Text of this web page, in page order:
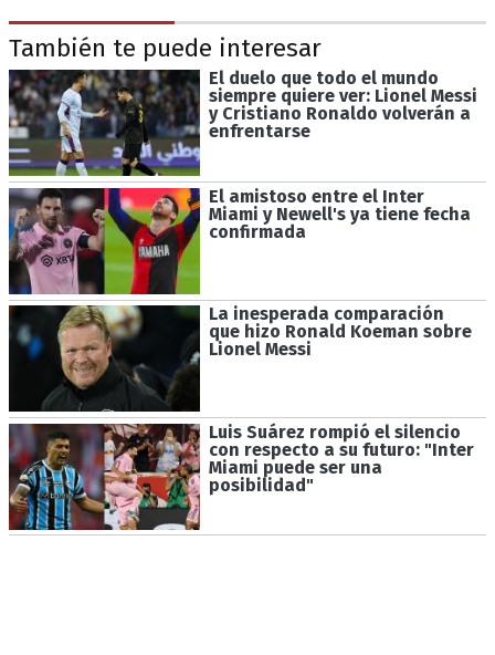
También te puede interesar
El duelo que todo el mundo
siempre quiere ver: Lionel Messi
y Cristiano Ronaldo volverán a
enfrentarse
El amistoso entre el Inter
Miami y Newell's ya tiene fecha
confirmada
La inesperada comparación
que hizo Ronald Koeman sobre
Lionel Messi
Luis Suárez rompió el silencio
con respecto a su futuro: "Inter
Miami puede ser una
posibilidad"